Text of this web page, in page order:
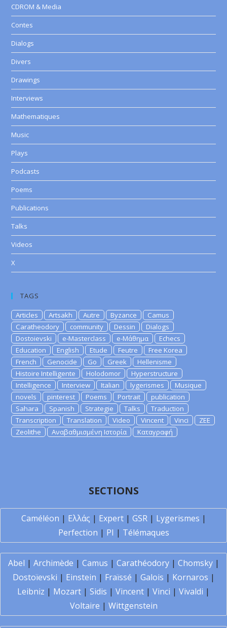
CDROM & Media
Contes
Dialogs
Divers
Drawings
Interviews
Mathematiques
Music
Plays
Podcasts
Poems
Publications
Talks
Videos
X
TAGS
Articles Artsakh Autre Byzance
Camus
Caratheodory
community Dessin
Dialogs
Dostoievski
e-Masterclass e-Μάθημα
Echecs
Education
English Etude Feutre
Free Korea
French
Genocide Go Greek
Hellenisme
Histoire Intelligente
Holodomor
Hyperstructure
Intelligence
Interview Italian lygerismes
Musique
novels
pinterest Poems Portrait
publication
Sahara
Spanish Strategie Talks
Traduction
Transcription
Translation Video Vincent Vinci
ZEE
Zeolithe
Αναβαθμισμένη Ιστορία Καταγραφή
SECTIONS
Caméléon | Ελλάς | Expert| GSR| Lygerismes |
Perfection | PI | Télémaques
Abel | Archimède | Camus | Carathéodory| Chomsky|
Dostoïevski | Einstein | Fraïssé | Galois | Kornaros |
Leibniz | Mozart | Sidis | Vincent | Vinci | Vivaldi |
Voltaire | Wittgenstein